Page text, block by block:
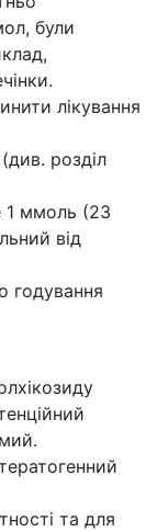
були
лікування
розділ
1 ммоль (23
від
годування
та для